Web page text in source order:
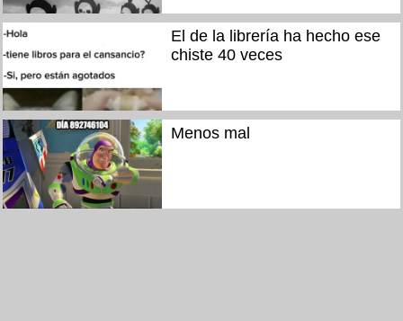
El de la librería ha hecho ese
chiste 40 veces
Menos mal